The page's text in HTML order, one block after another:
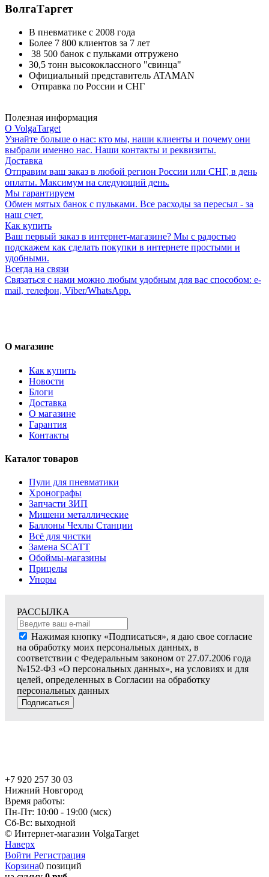
ВолгаТаргет
В пневматике с 2008 года
Более 7 800 клиентов за 7 лет
38 500 банок с пульками отгружено
30,5 тонн высококлассного "свинца"
Официальный представитель ATAMAN
Отправка по России и СНГ
Полезная информация
О VolgaTarget
Узнайте больше о нас: кто мы, наши клиенты и почему они
выбрали именно нас. Наши контакты и реквизиты.
Доставка
Отправим ваш заказ в любой регион России или СНГ, в день
оплаты. Максимум на следующий день.
Мы гарантируем
Обмен мятых банок с пульками. Все расходы за пересыл - за
наш счет.
Как купить
Ваш первый заказ в интернет-магазине? Мы с радостью
подскажем как сделать покупки в интернете простыми и
удобными.
Всегда на связи
Связаться с нами можно любым удобным для вас способом: e-
mail, телефон, Viber/WhatsApp.
О магазине
Как купить
Новости
Блоги
Доставка
О магазине
Гарантия
Контакты
Каталог товаров
Пули для пневматики
Хронографы
Запчасти ЗИП
Мишени металлические
Баллоны Чехлы Станции
Всё для чистки
Замена SCATT
Обоймы-магазины
Прицелы
Упоры
РАССЫЛКА
Нажимая кнопку «Подписаться», я даю свое согласие
на обработку моих персональных данных, в
соответствии с Федеральным законом от 27.07.2006 года
№152-ФЗ «О персональных данных», на условиях и для
целей, определенных в Согласии на обработку
персональных данных
Подписаться
+7 920 257 30 03
Нижний Новгород
Время работы:
Пн-Пт: 10:00 - 19:00 (мск)
Сб-Вс: выходной
© Интернет-магазин VolgaTarget
Наверх
Войти Регистрация
Корзина0 позиций